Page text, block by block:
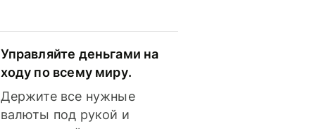
Управляйте деньгами на
ходу по всему миру.
Держите все нужные
валюты под рукой и